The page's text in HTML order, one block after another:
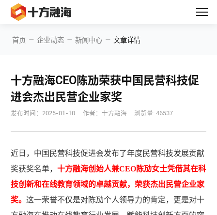
首页 — 企业动态 — 新闻中心 — 文章详情
十方融海CEO陈劢荣获中国民营科技促
进会杰出民营企业家奖
发布时间： 2025-01-10 作者：十方融海 浏览量: 46537
近日，中国民营科技促进会发布了年度民营科技发展贡献
奖获奖名单，十方融海创始人兼CEO陈劢女士凭借其在科
技创新和在线教育领域的卓越贡献，荣获杰出民营企业家
奖。这一荣誉不仅是对陈劢个人领导力的肯定，更是对十